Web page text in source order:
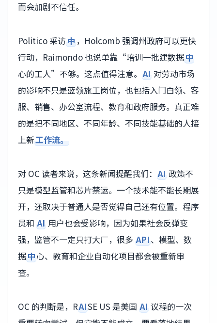
而会加剧不信任。
Politico 采访中 ，Holcomb 强调州政府可以更快
行动，Raimondo 也说单靠“培训一批建数据中
心的工人”不够。这点值得注意。 AI 对劳动市场
的影响不只是蓝领施工岗位，也包括入门白领、客
服、销售、办公室流程、教育和政府服务。真正难
的是把不同地区、不同年龄、不同技能基础的人接
上新工作流。
对 OC 读者来说，这条新闻提醒我们： AI 政策不
只是模型监管和芯片禁运。一个技术能不能长期展
开，还取决于普通人是否觉得自己还有位置。程序
员和 AI 用户也会受影响，因为如果社会反弹变
强，监管不一定只打大厂，很多 API、模型、数
据中心、教育和企业自动化项目都会被重新审
查。
OC 的判断是，RAISE US 是美国 AI 议程的一次